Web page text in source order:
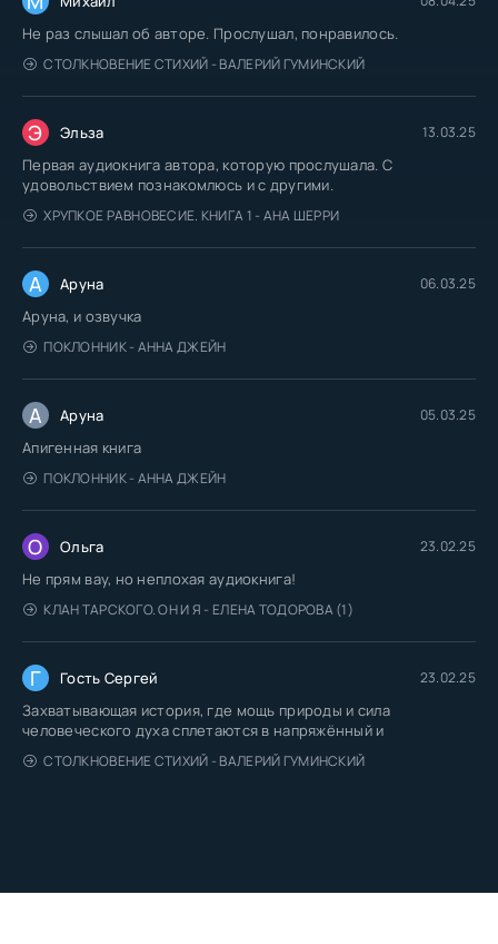
Не раз слышал об авторе. Прослушал, понравилось.
СТОЛКНОВЕНИЕ СТИХИЙ - ВАЛЕРИЙ ГУМИНСКИЙ
Э Эльза 13.03.25
Первая аудиокнига автора, которую прослушала. С
удовольствием познакомлюсь и с другими.
ХРУПКОЕ РАВНОВЕСИЕ. КНИГА 1 - АНА ШЕРРИ
А Аруна 06.03.25
Аруна, и озвучка
ПОКЛОННИК - АННА ДЖЕЙН
А Аруна 05.03.25
Апигенная книга
ПОКЛОННИК - АННА ДЖЕЙН
О Ольга 23.02.25
Не прям вау, но неплохая аудиокнига!
КЛАН ТАРСКОГО. ОН И Я - ЕЛЕНА ТОДОРОВА (1)
Г Гость Сергей 23.02.25
Захватывающая история, где мощь природы и сила
человеческого духа сплетаются в напряжённый и
СТОЛКНОВЕНИЕ СТИХИЙ - ВАЛЕРИЙ ГУМИНСКИЙ